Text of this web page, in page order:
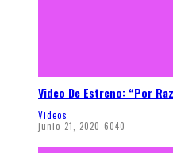
Video De Estreno: “Por
Videos
junio 21, 2020 6040